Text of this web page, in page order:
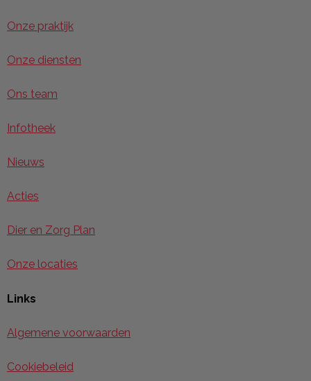
Onze praktijk
Onze diensten
Ons team
Infotheek
Nieuws
Acties
Dier en Zorg Plan
Onze locaties
Links
Algemene voorwaarden
Cookiebeleid